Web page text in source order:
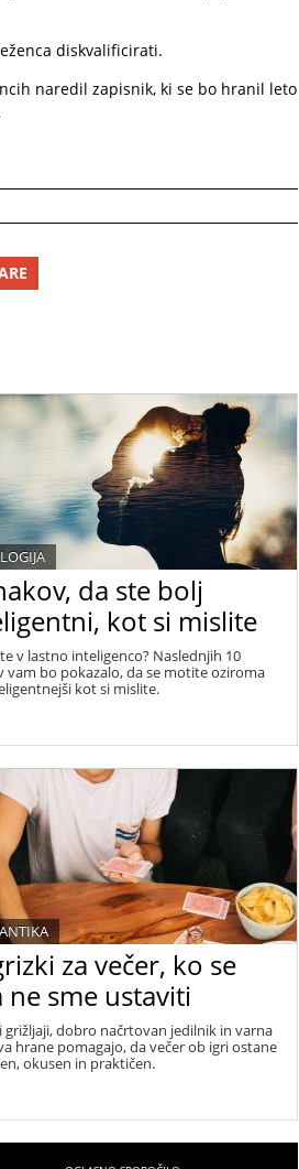
diskvalificirati.
naredil zapisnik, ki se bo hranil leto
da ste bolj
kot si mislite
v lastno inteligenco? Naslednjih 10
vam bo pokazalo, da se motite oziroma
kot si mislite.
za večer, ko se
ne sme ustaviti
grižljaji, dobro načrtovan jedilnik in varna
hrane pomagajo, da večer ob igri ostane
okusen in praktičen.